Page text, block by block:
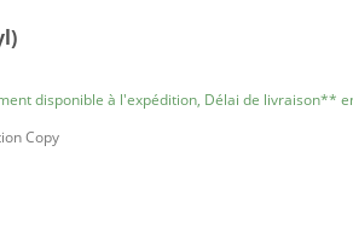
disponible à l'expédition, Délai de livraison**
Copy